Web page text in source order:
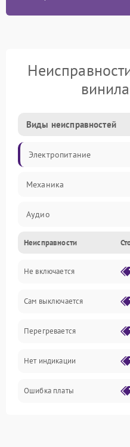
Виды неисправностей
Электропитание
Механика
Аудио
Неисправности
Не включается
Сам выключается
Перегревается
Нет индикации
Ошибка платы